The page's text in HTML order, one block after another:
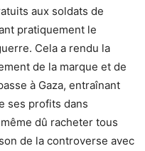
aux soldats de
pratiquement le
Cela a rendu la
de la marque et de
à Gaza, entraînant
ses profits dans
dû racheter tous
de la controverse avec